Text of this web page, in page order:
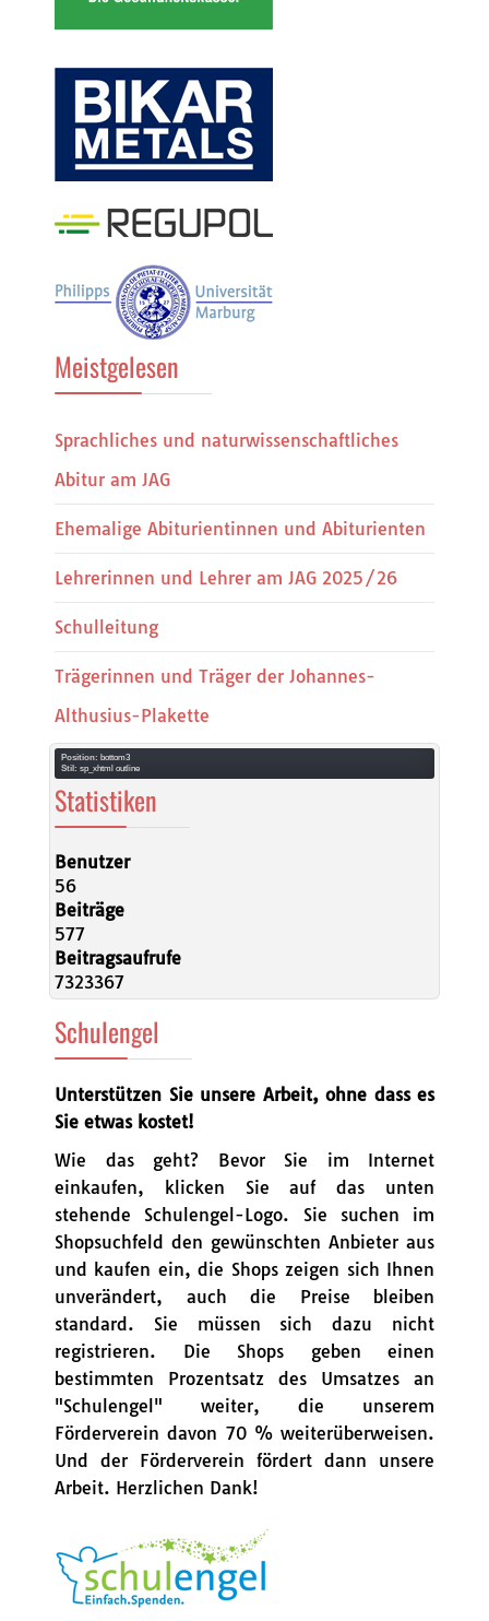
Meistgelesen
Sprachliches und naturwissenschaftliches
Abitur am JAG
Ehemalige Abiturientinnen und Abiturienten
Lehrerinnen und Lehrer am JAG 2025/26
Schulleitung
Trägerinnen und Träger der Johannes-
Althusius-Plakette
Position: bottom3
Stil: sp_xhtml outline
Statistiken
Benutzer
56
Beiträge
577
Beitragsaufrufe
7323367
Schulengel
Unterstützen Sie unsere Arbeit, ohne dass es
Sie etwas kostet!
Wie das geht? Bevor Sie im Internet
einkaufen, klicken Sie auf das unten
stehende Schulengel-Logo. Sie suchen im
Shopsuchfeld den gewünschten Anbieter aus
und kaufen ein, die Shops zeigen sich Ihnen
unverändert, auch die Preise bleiben
standard. Sie müssen sich dazu nicht
registrieren. Die Shops geben einen
bestimmten Prozentsatz des Umsatzes an
"Schulengel" weiter, die unserem
Förderverein davon 70 % weiterüberweisen.
Und der Förderverein fördert dann unsere
Arbeit. Herzlichen Dank!